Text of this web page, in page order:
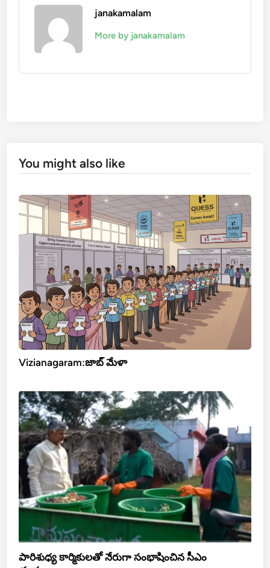
janakamalam
More by janakamalam
You might also like
Vizianagaram:జాబ్ మేళా
పారిశుధ్య కార్మికులతో నేరుగా సంభాషించిన సీఎం